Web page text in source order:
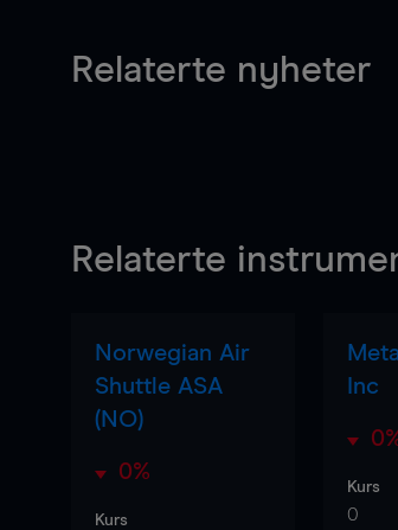
Relaterte nyheter
Relaterte
Norwegian Air
Shuttle ASA
(NO)
0%
Kurs
Inc
Kurs
0